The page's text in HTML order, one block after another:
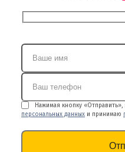
Нажимая кнопку «Отправить»,
персональных данных и принимаю